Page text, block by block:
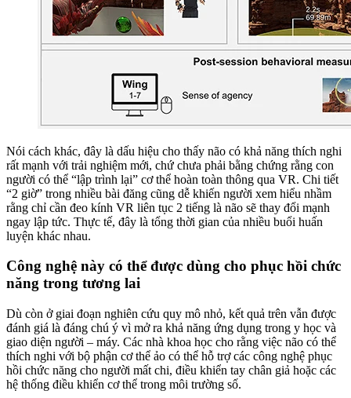
Nói cách khác, đây là dấu hiệu cho thấy não có khả năng thích nghi
rất mạnh với trải nghiệm mới, chứ chưa phải bằng chứng rằng con
người có thể “lập trình lại” cơ thể hoàn toàn thông qua VR. Chi tiết
“2 giờ” trong nhiều bài đăng cũng dễ khiến người xem hiểu nhầm
rằng chỉ cần đeo kính VR liên tục 2 tiếng là não sẽ thay đổi mạnh
ngay lập tức. Thực tế, đây là tổng thời gian của nhiều buổi huấn
luyện khác nhau.
Công nghệ này có thể được dùng cho phục hồi chức
năng trong tương lai
Dù còn ở giai đoạn nghiên cứu quy mô nhỏ, kết quả trên vẫn được
đánh giá là đáng chú ý vì mở ra khả năng ứng dụng trong y học và
giao diện người – máy. Các nhà khoa học cho rằng việc não có thể
thích nghi với bộ phận cơ thể ảo có thể hỗ trợ các công nghệ phục
hồi chức năng cho người mất chi, điều khiển tay chân giả hoặc các
hệ thống điều khiển cơ thể trong môi trường số.